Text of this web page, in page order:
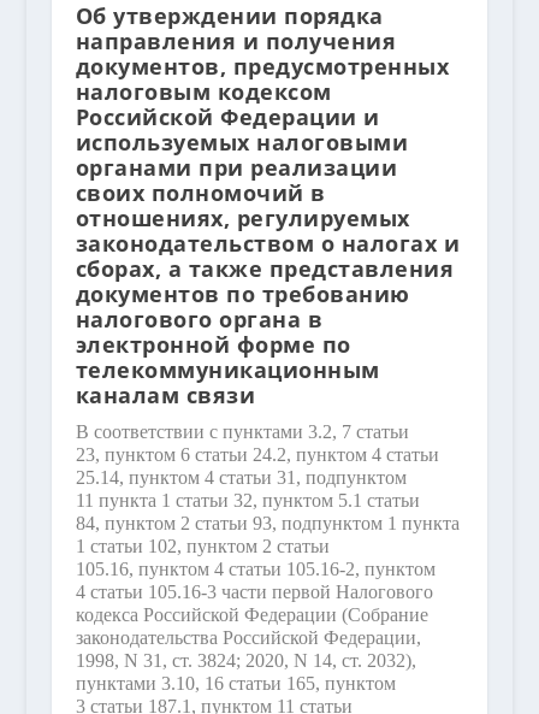
Об утверждении порядка
направления и получения
документов, предусмотренных
налоговым кодексом
Российской Федерации и
используемых налоговыми
органами при реализации
своих полномочий в
отношениях, регулируемых
законодательством о налогах и
сборах, а также представления
документов по требованию
налогового органа в
электронной форме по
телекоммуникационным
каналам связи
В соответствии с пунктами 3.2, 7 статьи
23, пунктом 6 статьи 24.2, пунктом 4 статьи
25.14, пунктом 4 статьи 31, подпунктом
11 пункта 1 статьи 32, пунктом 5.1 статьи
84, пунктом 2 статьи 93, подпунктом 1 пункта
1 статьи 102, пунктом 2 статьи
105.16, пунктом 4 статьи 105.16-2, пунктом
4 статьи 105.16-3 части первой Налогового
кодекса Российской Федерации (Собрание
законодательства Российской Федерации,
1998, N 31, ст. 3824; 2020, N 14, ст. 2032),
пунктами 3.10, 16 статьи 165, пунктом
3 статьи 187.1, пунктом 11 статьи